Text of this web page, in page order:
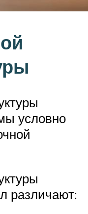
условно
различают: